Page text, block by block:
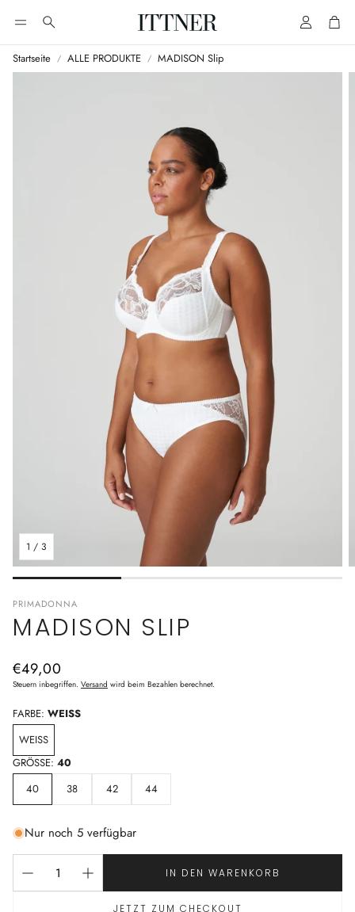
Suche AccountCart
Startseite ALLE PRODUKTE MADISON Slip
1 / 3
PRIMADONNA
MADISON SLIP
Normaler
Preis
€49,00
Steuern inbegriffen. Versand wird beim Bezahlen berechnet.
FARBE: WEISS
WEISS
GRÖSSE: 40
40
38 42 44
Nur noch 5 verfügbar
IN DEN WARENKORB
JETZT ZUM CHECKOUT